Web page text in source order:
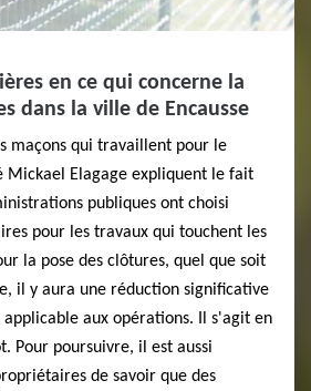
en ce qui concerne la
dans la ville de Encausse
maçons qui travaillent pour le
Mickael Elagage expliquent le fait
publiques ont choisi
pour les travaux qui touchent les
la pose des clôtures, quel que soit
il y aura une réduction significative
aux opérations. Il s'agit en
Pour poursuivre, il est aussi
de savoir que des